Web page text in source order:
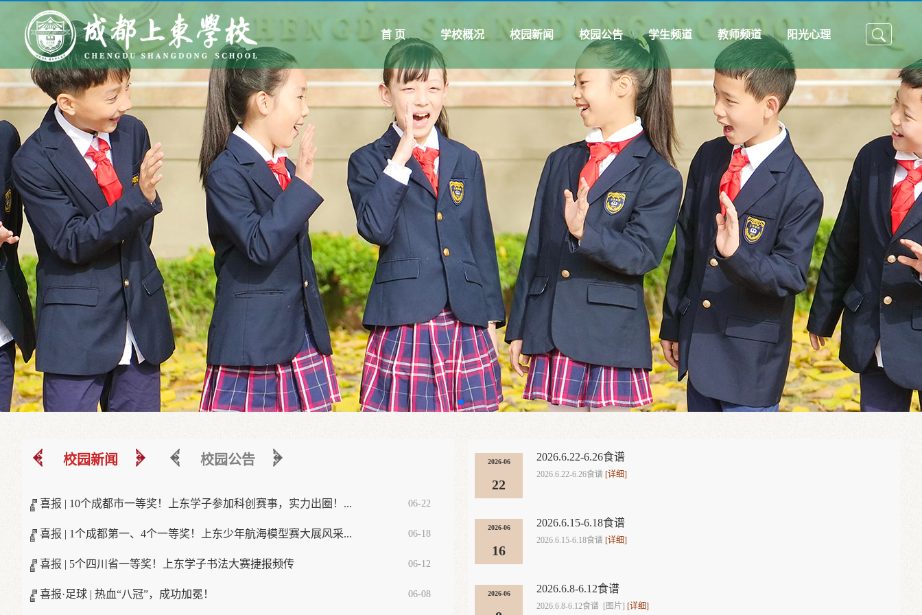
喜报 | 10个成都市一等奖！上东学子参加科创赛事，实力出圈！... 06-22
喜报 | 1个成都第一、4个一等奖！上东少年航海模型赛大展风采... 06-18
喜报 | 5个四川省一等奖！上东学子书法大赛捷报频传 06-12
喜报·足球 | 热血“八冠”，成功加冕！ 06-08
校园新闻 校园公告 2026-06
22
2026.6.22-6.26食谱
2026.6.22-6.26食谱 [详细]
2026-06
16
2026.6.15-6.18食谱
2026.6.15-6.18食谱 [详细]
2026-06 2026.6.8-6.12食谱
2026.6.8-6.12食谱 [图片] [详细]
首 页 学校概况 校园新闻 校园公告 学生频道 教师频道 阳光心理